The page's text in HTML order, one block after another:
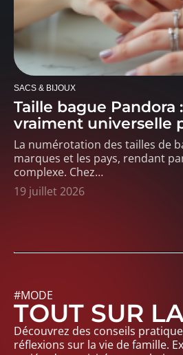
SACS & BIJOUX
Taille bague Pandora
vraiment universelle
La numérotation des tailles de
marques et les pays, rendant
complexe. Chez…
19 juillet 2026
#MODE
TOUT SUR
Découvrez des conseils
réflexions sur la vie de famille.